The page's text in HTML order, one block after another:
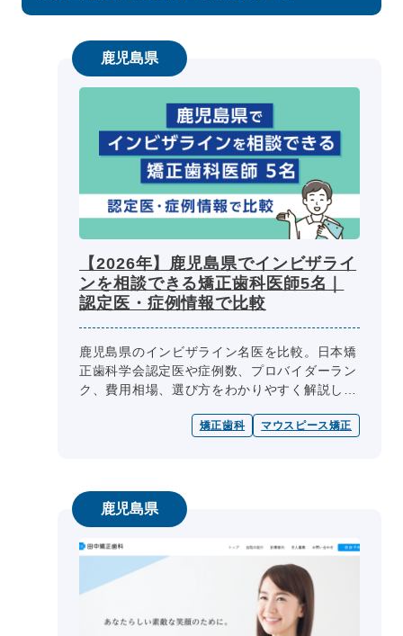
鹿児島県
【2026年】鹿児島県でインビザライ
ンを相談できる矯正歯科医師5名｜
認定医・症例情報で比較
鹿児島県のインビザライン名医を比較。日本矯
正歯科学会認定医や症例数、プロバイダーラン
ク、費用相場、選び方をわかりやすく解説しま
矯正歯科 マウスピース矯正
鹿児島県